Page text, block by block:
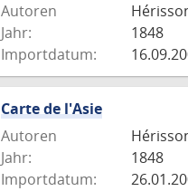
Autoren
Jahr:
1848
Importdatum:
Carte de l'Asie
Autoren
Jahr:
1848
Importdatum: